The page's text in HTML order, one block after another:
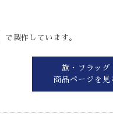
製作しています。
旗・フラッグ
商品ページを見